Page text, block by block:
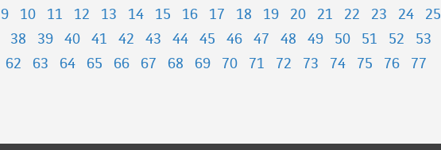
9 10 11 12 13 14 15 16 17 18 19 20 21 22 23 24 25
38 39 40 41 42 43 44 45 46 47 48 49 50 51 52 53
62 63 64 65 66 67 68 69 70 71 72 73 74 75 76 77